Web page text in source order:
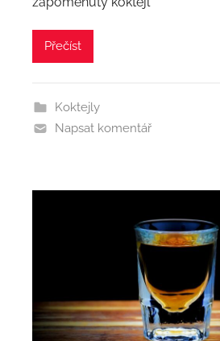
Přečíst
Koktejly
Napsat komentář